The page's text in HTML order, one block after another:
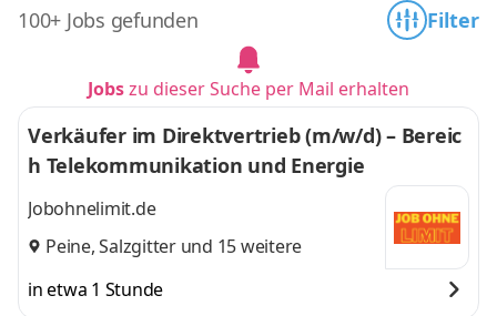
100+ Jobs gefunden Filter
Jobszu dieser Suche per Mail erhalten
Verkäufer im Direktvertrieb (m/w/d) – Bereic
h Telekommunikation und Energie
Jobohnelimit.de
Peine,Salzgitterund 15 weitere
in etwa 1 Stunde